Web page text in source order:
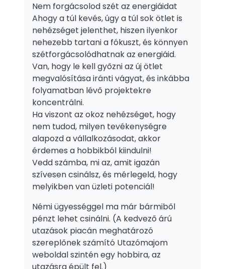
Nem forgácsolod szét az energiáidat
Ahogy a túl kevés, úgy a túl sok ötlet is
nehézséget jelenthet, hiszen ilyenkor
nehezebb tartani a fókuszt, és könnyen
szétforgácsolódhatnak az energiáid.
Van, hogy le kell győzni az új ötlet
megvalósítása iránti vágyat, és inkábba
folyamatban lévő projektekre
koncentrálni.
Ha viszont az okoz nehézséget, hogy
nem tudod, milyen tevékenységre
alapozd a vállalkozásodat, akkor
érdemes a hobbikból kiindulni!
Vedd számba, mi az, amit igazán
szívesen csinálsz, és mérlegeld, hogy
melyikben van üzleti potenciál!
Némi ügyességgel ma már bármiből
pénzt lehet csinálni. (A kedvező árú
utazások piacán meghatározó
szereplőnek számító Utazómajom
weboldal szintén egy hobbira, az